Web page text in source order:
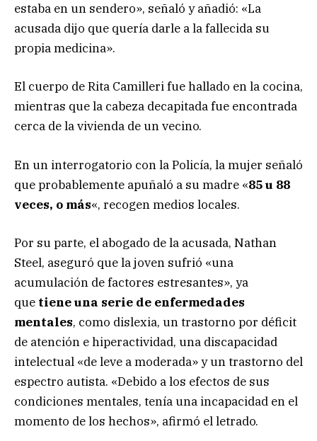
estaba en un sendero», señaló y añadió: «La
acusada dijo que quería darle a la fallecida su
propia medicina».
El cuerpo de Rita Camilleri fue hallado en la cocina,
mientras que la cabeza decapitada fue encontrada
cerca de la vivienda de un vecino.
En un interrogatorio con la Policía, la mujer señaló
que probablemente apuñaló a su madre «85 u 88
veces, o más«, recogen medios locales.
Por su parte, el abogado de la acusada, Nathan
Steel, aseguró que la joven sufrió «una
acumulación de factores estresantes», ya
que tiene una serie de enfermedades
mentales, como dislexia, un trastorno por déficit
de atención e hiperactividad, una discapacidad
intelectual «de leve a moderada» y un trastorno del
espectro autista. «Debido a los efectos de sus
condiciones mentales, tenía una incapacidad en el
momento de los hechos», afirmó el letrado.